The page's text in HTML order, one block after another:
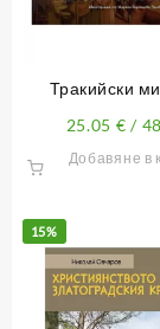
Тракийски
25.05 € /
Добавяне в
15%